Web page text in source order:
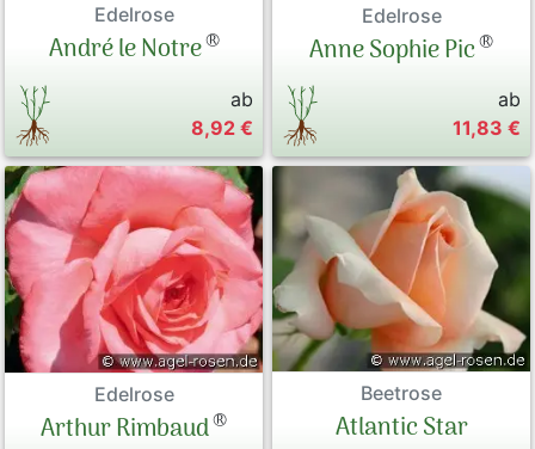
Edelrose
André le Notre®
ab
8,92 €
Edelrose
Anne Sophie Pic®
ab
11,83 €
Edelrose
Arthur Rimbaud®
Beetrose
Atlantic Star